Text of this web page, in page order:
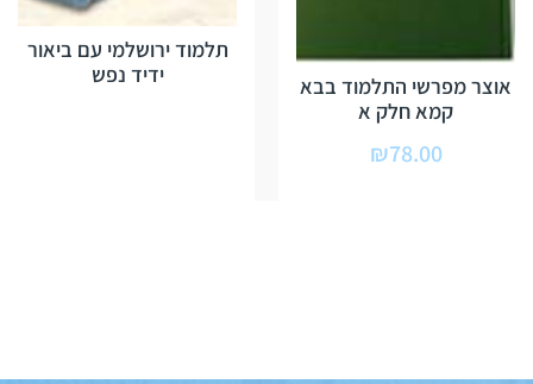
אוצר מפרשי התלמוד בבא
קמא חלק א
₪78.00
תלמוד ירושלמי עם ביאור
ידיד נפש